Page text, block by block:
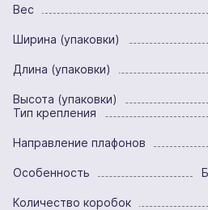
Вес
Ширина (упаковки)
Длина (упаковки)
Высота (упаковки)
Тип крепления
Направление плафонов
Особенность
Количество коробок